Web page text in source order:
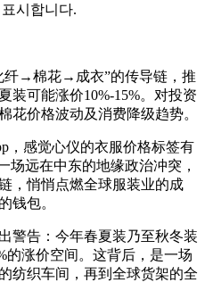
시합니다.
纤→棉花→成衣”的传导链，推
装可能涨价10%-15%。对投资
花价格波动及消费降级趋势。
，感觉心仪的衣服价格标签有
场远在中东的地缘政治冲突，
，悄悄点燃全球服装业的成
钱包。
警告：今年春夏装乃至秋冬装
的涨价空间。这背后，是一场
纺织车间，再到全球货架的全